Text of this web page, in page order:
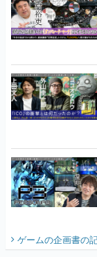
ゲームの企画書の